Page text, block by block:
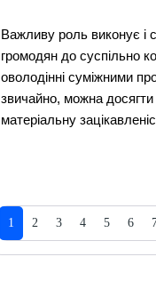
Важливу роль виконує і
громодян до суспільно
оволодінні суміжними
звичайно, можна досягти
матеріальну
1 2 3 4 5 6